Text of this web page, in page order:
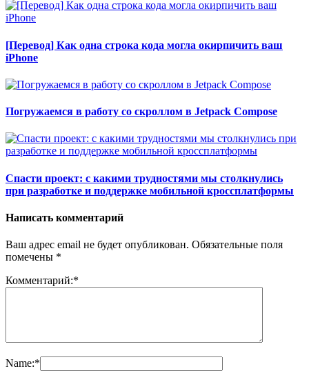
[Перевод] Как одна строка кода могла окирпичить ваш
iPhone
Погружаемся в работу со скроллом в Jetpack Compose
Спасти проект: с какими трудностями мы столкнулись
при разработке и поддержке мобильной кроссплатформы
Написать комментарий
Ваш адрес email не будет опубликован. Обязательные поля
помечены *
Комментарий:*
Name:*